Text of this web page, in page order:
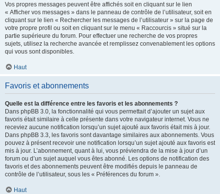
Vos propres messages peuvent être affichés soit en cliquant sur le lien
« Afficher vos messages » dans le panneau de contrôle de l’utilisateur, soit en
cliquant sur le lien « Rechercher les messages de l’utilisateur » sur la page de
votre propre profil ou soit en cliquant sur le menu « Raccourcis » situé sur la
partie supérieure du forum. Pour effectuer une recherche de vos propres
sujets, utilisez la recherche avancée et remplissez convenablement les options
qui vous sont disponibles.
Haut
Favoris et abonnements
Quelle est la différence entre les favoris et les abonnements ?
Dans phpBB 3.0, la fonctionnalité qui vous permettait d’ajouter un sujet aux
favoris était similaire à celle présente dans votre navigateur internet. Vous ne
receviez aucune notification lorsqu’un sujet ajouté aux favoris était mis à jour.
Dans phpBB 3.3, les favoris sont davantage similaires aux abonnements. Vous
pouvez à présent recevoir une notification lorsqu’un sujet ajouté aux favoris est
mis à jour. L’abonnement, quant à lui, vous préviendra de la mise à jour d’un
forum ou d’un sujet auquel vous êtes abonné. Les options de notification des
favoris et des abonnements peuvent être modifiés depuis le panneau de
contrôle de l’utilisateur, sous les « Préférences du forum ».
Haut